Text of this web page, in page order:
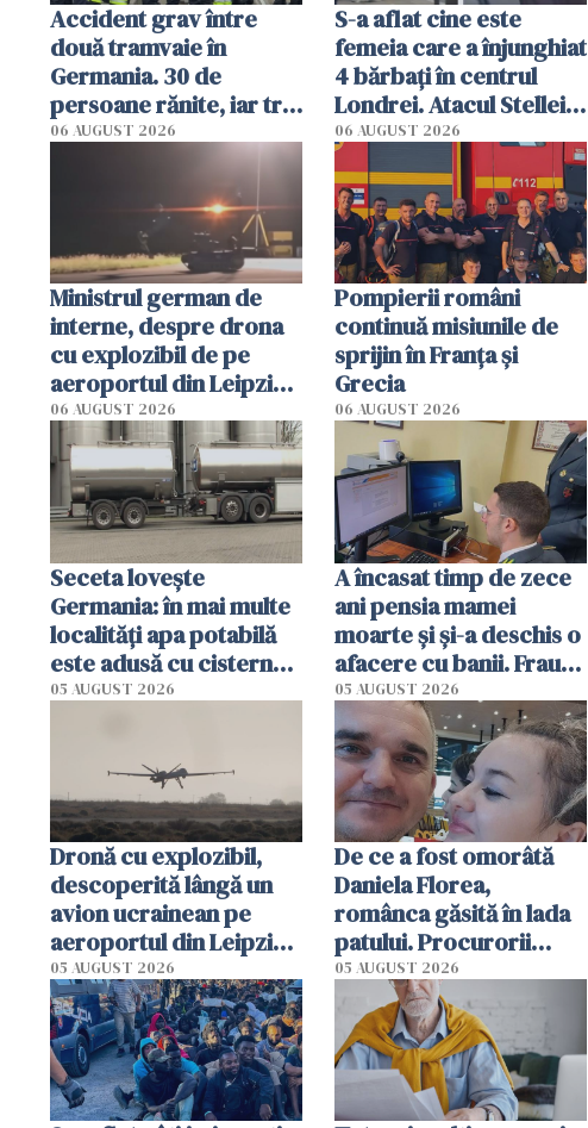
Accident grav între
două tramvaie în
Germania. 30 de
persoane rănite, iar trei
sunt în stare critică
06 AUGUST 2026
S-a aflat cine este
femeia care a înjunghiat
4 bărbați în centrul
Londrei. Atacul Stellei,
de 44 de ani, explicat
de anchetatori
06 AUGUST 2026
Ministrul german de
interne, despre drona
cu explozibil de pe
aeroportul din Leipzig:
Un "scenariu de atac
hibrid"
06 AUGUST 2026
Pompierii români
continuă misiunile de
sprijin în Franţa şi
Grecia
06 AUGUST 2026
Seceta lovește
Germania: în mai multe
localități apa potabilă
este adusă cu cisterna
de lapte. Autoritățile
05 AUGUST 2026
A încasat timp de zece
ani pensia mamei
moarte și și-a deschis o
afacere cu banii. Frauda
de 230.000 de euro,
descoperită de
autorități
05 AUGUST 2026
Dronă cu explozibil,
descoperită lângă un
avion ucrainean pe
aeroportul din Leipzig.
Un avion DHL s-a
ciocnit în aer cu un
obiect
05 AUGUST 2026
De ce a fost omorâtă
Daniela Florea,
românca găsită în lada
patului. Procurorii
italieni i-au reconstituit
ultimele momente din
viață
05 AUGUST 2026